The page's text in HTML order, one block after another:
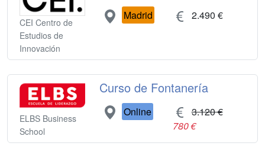
CEI Centro de
Estudios de
Innovación
Madrid 2.490 €
ELBS Business
School
Curso de Fontanería
Online
3.120 €
780 €